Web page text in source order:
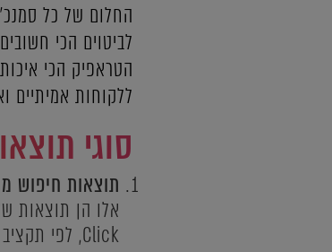
החלום של כל
לביטוים הכי
הטראפיק הכי
ללקוחות אמיתיים
סוגי
תוצאות חיפוש
Click, לפי תקציב יומי.